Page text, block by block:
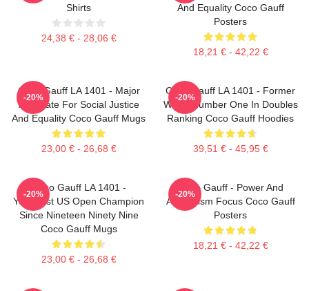
Shirts
24,38 € - 28,06 €
And Equality Coco Gauff
Posters
18,21 € - 42,22 €
Coco Gauff LA 1401 - Major
Advocate For Social Justice
And Equality Coco Gauff Mugs
23,00 € - 26,68 €
-20%
Coco Gauff LA 1401 - Former
World Number One In Doubles
Ranking Coco Gauff Hoodies
39,51 € - 45,95 €
-20%
Coco Gauff LA 1401 -
Youngest US Open Champion
Since Nineteen Ninety Nine
Coco Gauff Mugs
23,00 € - 26,68 €
-20%
Coco Gauff - Power And
Athleticism Focus Coco Gauff
Posters
18,21 € - 42,22 €
-20%